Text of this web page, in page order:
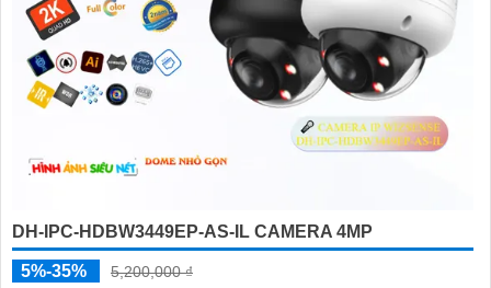
DH-IPC-HDBW3449EP-AS-IL CAMERA 4MP
5%-35%
5,200,000 ₫